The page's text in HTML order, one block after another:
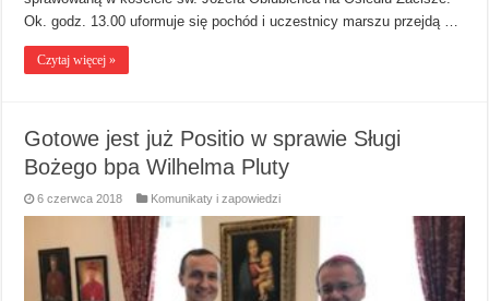
Ok. godz. 13.00 uformuje się pochód i uczestnicy marszu przejdą …
Czytaj więcej »
Gotowe jest już Positio w sprawie Sługi
Bożego bpa Wilhelma Pluty
6 czerwca 2018 Komunikaty i zapowiedzi